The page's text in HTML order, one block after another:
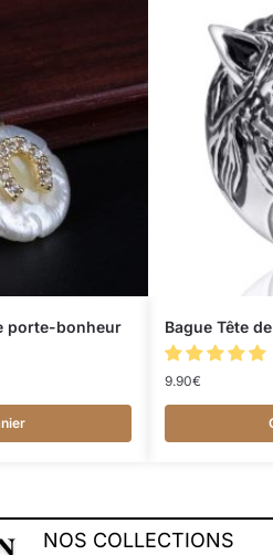
porte-bonheur Bague Tête
9.90€
NOS COLLECTIONS